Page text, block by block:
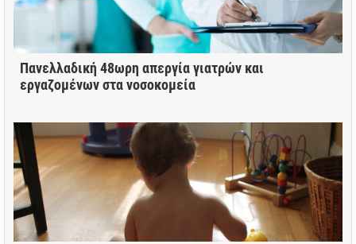
Πανελλαδική 48ωρη απεργία γιατρών και
εργαζομένων στα νοσοκομεία